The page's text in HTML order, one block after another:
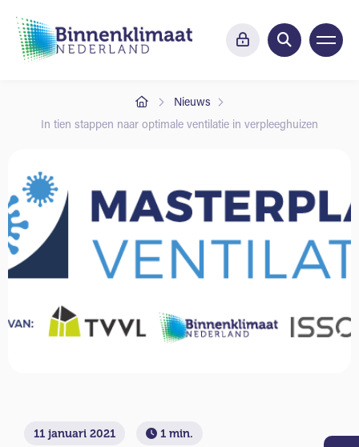
Nieuws
In tien stappen naar optimale ventilatie in verpleeghuizen
11 januari 2021 1 min.